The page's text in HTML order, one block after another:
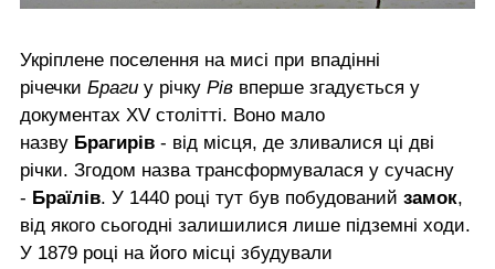
Укріплене поселення на мисі при впадінні
річечки Браги у річку Рів вперше згадується у
документах XV столітті. Воно мало
назву Брагирів - від місця, де зливалися ці дві
річки. Згодом назва трансформувалася у сучасну
- Браїлів. У 1440 році тут був побудований замок,
від якого сьогодні залишилися лише підземні ходи.
У 1879 році на його місці збудували